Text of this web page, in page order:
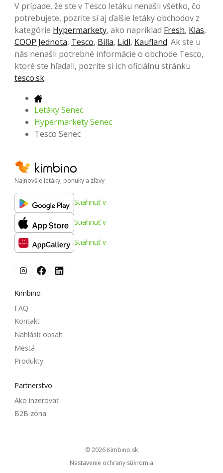
V prípade, že ste v Tesco letáku nenašli všetko, čo
potrebujete, pozrite si aj ďalšie letáky obchodov z
kategórie Hypermarkety, ako napríklad Fresh, Klas,
COOP Jednota, Tesco, Billa, Lidl, Kaufland. Ak ste u
nás nenašli potrebné informácie o obchode Tesco,
ktoré ste hľadali, pozrite si ich oficiálnu stránku
tesco.sk.
Letáky Senec
Hypermarkety Senec
Tesco Senec
Najnovšie letáky, ponuky a zľavy
Stiahnuť v
Stiahnuť v
Stiahnuť v
Kimbino
FAQ
Kontakt
Nahlásiť obsah
Mestá
Produkty
Partnerstvo
Ako inzerovať
B2B zóna
© 2026
kimbino.sk
Nastavenie ochrany súkromia